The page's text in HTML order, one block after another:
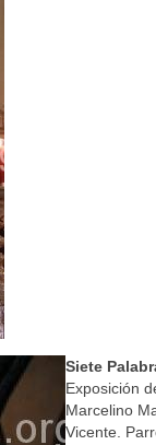
Misericordia, Vía
honor de Nuestro
Señora de Gracia y
Siete
Exposición
Marcelino
Vicente.